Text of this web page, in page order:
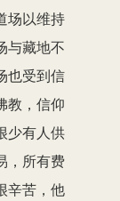
场以维持
与藏地不
也受到信
教，信仰
少有人供
，所有费
辛苦，他